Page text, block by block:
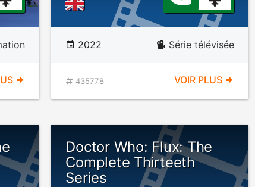
2022 Série télévisée
435778 VOIR PLUS
Doctor Who: Flux: The
Complete Thirteeth
Series